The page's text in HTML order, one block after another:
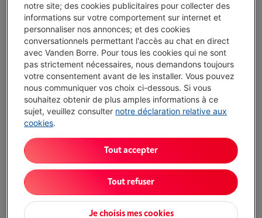
J'achète
Comparer
Atouts
Accessoires fournis: Embouts (formaten S x2, M x2, L x2)
Afficher toutes les caractéristiques
Existe également dans d'autres couleurs
notre site; des cookies publicitaires pour collecter des
informations sur votre comportement sur internet et
personnaliser nos annonces; et des cookies
conversationnels permettant l'accès au chat en direct
avec Vanden Borre. Pour tous les cookies qui ne sont
pas strictement nécessaires, nous demandons toujours
votre consentement avant de les installer. Vous pouvez
nous communiquer vos choix ci-dessous. Si vous
souhaitez obtenir de plus amples informations à ce
sujet, veuillez consulter notre déclaration relative aux
cookies.
Je choisis mes cookies
Tout refuser
Tout accepter